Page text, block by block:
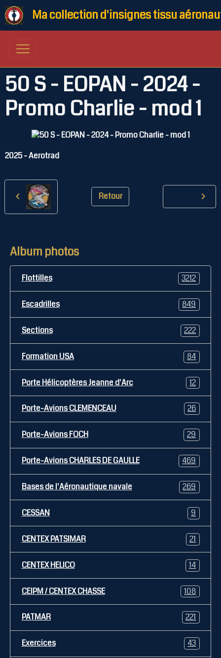
Ma collection d'insignes tissu
50 S - EOPAN - 2024 -
Promo Charlie - mod 1
2025 - Aerotrad
Retour
Album photos
Flottilles 3212
Escadrilles 849
Sections 222
Formation USA 84
Porte Hélicoptères Jeanne d'Arc 12
Porte-Avions CLEMENCEAU 26
Porte-Avions FOCH 29
Porte-Avions CHARLES DE GAULLE 469
Bases de l'Aéronautique navale 269
CESSAN 9
CENTEX PATSIMAR 21
CENTEX HELICO 14
CEIPM / CENTEX CHASSE 108
PATMAR 221
Exercices 43